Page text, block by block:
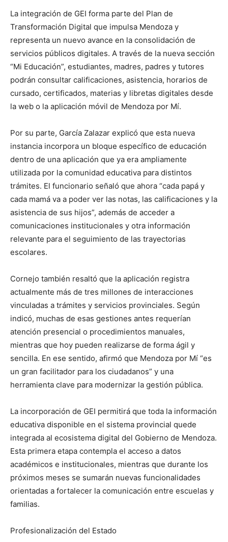
La integración de GEI forma parte del Plan de
Transformación Digital que impulsa Mendoza y
representa un nuevo avance en la consolidación de
servicios públicos digitales. A través de la nueva sección
“Mi Educación”, estudiantes, madres, padres y tutores
podrán consultar calificaciones, asistencia, horarios de
cursado, certificados, materias y libretas digitales desde
la web o la aplicación móvil de Mendoza por Mí.
Por su parte, García Zalazar explicó que esta nueva
instancia incorpora un bloque específico de educación
dentro de una aplicación que ya era ampliamente
utilizada por la comunidad educativa para distintos
trámites. El funcionario señaló que ahora “cada papá y
cada mamá va a poder ver las notas, las calificaciones y la
asistencia de sus hijos”, además de acceder a
comunicaciones institucionales y otra información
relevante para el seguimiento de las trayectorias
escolares.
Cornejo también resaltó que la aplicación registra
actualmente más de tres millones de interacciones
vinculadas a trámites y servicios provinciales. Según
indicó, muchas de esas gestiones antes requerían
atención presencial o procedimientos manuales,
mientras que hoy pueden realizarse de forma ágil y
sencilla. En ese sentido, afirmó que Mendoza por Mí “es
un gran facilitador para los ciudadanos” y una
herramienta clave para modernizar la gestión pública.
La incorporación de GEI permitirá que toda la información
educativa disponible en el sistema provincial quede
integrada al ecosistema digital del Gobierno de Mendoza.
Esta primera etapa contempla el acceso a datos
académicos e institucionales, mientras que durante los
próximos meses se sumarán nuevas funcionalidades
orientadas a fortalecer la comunicación entre escuelas y
familias.
Profesionalización del Estado